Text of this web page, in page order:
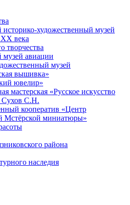
историко-художественный музей
века
творчества
музей авиации
музей
вышивка»
ювелир»
мастерская «Русское искусство
С.Н.
кооператив «Центр
Мстёрской миниатюры»
района
наследия